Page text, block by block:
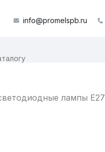
info@promelspb.ru
лампы E27